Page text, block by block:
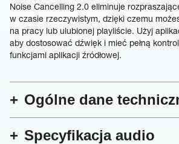
Noise Cancelling 2.0 eliminuje
w czasie rzeczywistym, dzięki czemu
na pracy lub ulubionej playliście. Użyj
aby dostosować dźwięk i mieć pełną
funkcjami aplikacji źródłowej.
Ogólne dane
Specyfikacja audio